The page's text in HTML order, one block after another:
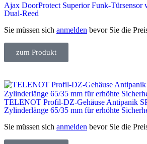
Ajax DoorProtect Superior Funk-Türsensor
Dual‑Reed
Sie müssen sich anmelden bevor Sie die
zum Produkt
TELENOT Profil-DZ-Gehäuse Antipanik
Zylinderlänge 65/35 mm für erhöhte
Sie müssen sich anmelden bevor Sie die